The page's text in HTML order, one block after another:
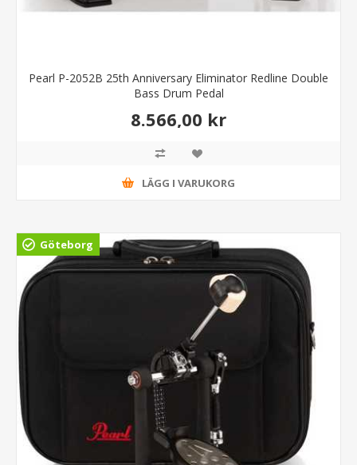
Pearl P-2052B 25th Anniversary Eliminator Redline Double
Bass Drum Pedal
8.566,00 kr
LÄGG I VARUKORG
Göteborg